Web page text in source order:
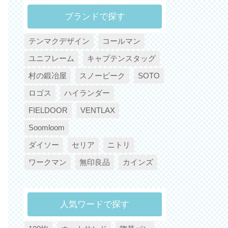
ブランドで探す
テンマクデザイン
コールマン
ユニフレーム
キャプテンスタッグ
村の鍛冶屋
スノーピーク
SOTO
ロゴス
ハイランダー
FIELDOOR
VENTLAX
Soomloom
ダイソー
セリア
ニトリ
ワークマン
無印良品 カインズ
人気ワードで探す